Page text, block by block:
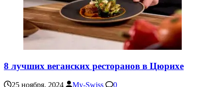
8 лучших веганских ресторанов в Цюрихе
25 ноября, 2024 My-Swiss
0